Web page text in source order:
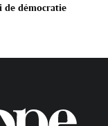
de démocratie